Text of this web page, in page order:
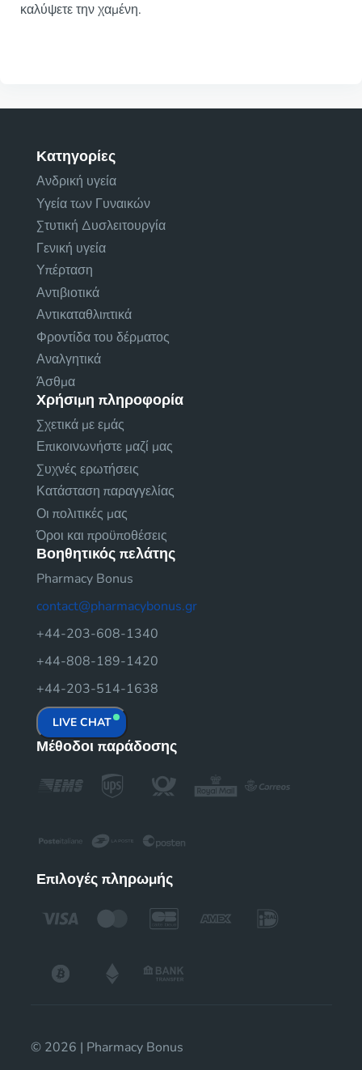
καλύψετε την χαμένη.
Κατηγορίες
Ανδρική υγεία
Υγεία των Γυναικών
Στυτική Δυσλειτουργία
Γενική υγεία
Υπέρταση
Αντιβιοτικά
Αντικαταθλιπτικά
Φροντίδα του δέρματος
Αναλγητικά
Άσθμα
Χρήσιμη πληροφορία
Σχετικά με εμάς
Επικοινωνήστε μαζί μας
Συχνές ερωτήσεις
Κατάσταση παραγγελίας
Οι πολιτικές μας
Όροι και προϋποθέσεις
Βοηθητικός πελάτης
Pharmacy Bonus
contact@pharmacybonus.gr
+44-203-608-1340
+44-808-189-1420
+44-203-514-1638
LIVE CHAT
Μέθοδοι παράδοσης
Επιλογές πληρωμής
© 2026 | Pharmacy Bonus